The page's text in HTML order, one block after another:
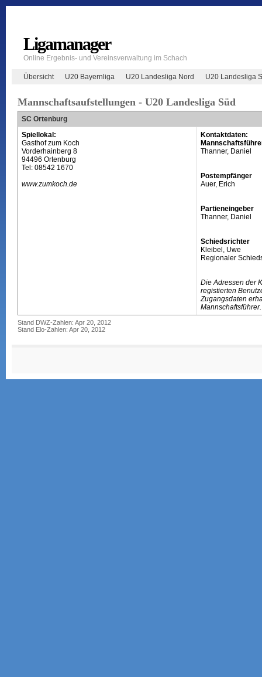
Ligamanager
Online Ergebnis- und Vereinsverwaltung im Schach
Übersicht U20 Bayernliga U20 Landesliga Nord U20 Landesliga
Mannschaftsaufstellungen - U20 Landesliga Süd
SC Ortenburg
Spiellokal:
Gasthof zum Koch
Vorderhainberg 8
94496 Ortenburg
Tel: 08542 1670
www.zumkoch.de
Kontaktdaten:
Thanner, Daniel
Postempfänger
Auer, Erich
Partieneingeber
Thanner, Daniel
Schiedsrichter
Kleibel, Uwe
Regionaler
Die Adressen der
registierten
Zugangsdaten
Mannschaftsführer.
Stand DWZ-Zahlen: Apr 20, 2012
Stand Elo-Zahlen: Apr 20, 2012